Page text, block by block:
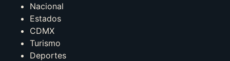
Nacional
Estados
CDMX
Turismo
Deportes